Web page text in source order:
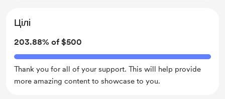
Цілі
203.88% of $500
Thank you for all of your support. This will help provide
more amazing content to showcase to you.